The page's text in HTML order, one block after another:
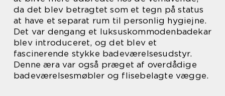
da det blev betragtet som et tegn på status
at have et separat rum til personlig hygiejne.
Det var dengang et luksuskommodenbadekar
blev introduceret, og det blev et
fascinerende stykke badeværelsesudstyr.
Denne æra var også præget af overdådige
badeværelsesmøbler og flisebelagte vægge.